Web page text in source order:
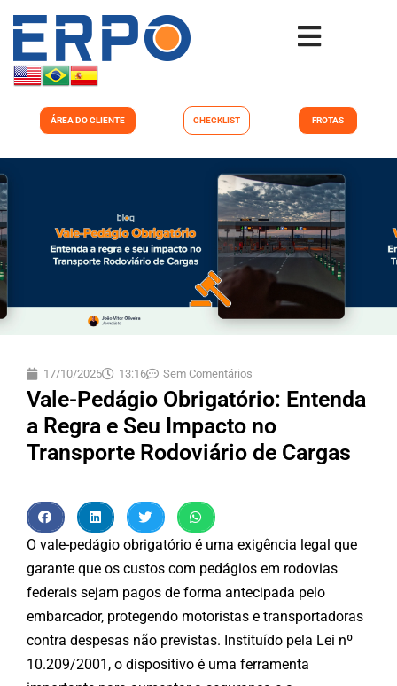
ÁREA DO CLIENTE CHECKLIST FROTAS
17/10/2025 13:16 Sem Comentários
Vale-Pedágio Obrigatório: Entenda
a Regra e Seu Impacto no
Transporte Rodoviário de Cargas
O vale-pedágio obrigatório é uma exigência legal que
garante que os custos com pedágios em rodovias
federais sejam pagos de forma antecipada pelo
embarcador, protegendo motoristas e transportadoras
contra despesas não previstas. Instituído pela Lei nº
10.209/2001, o dispositivo é uma ferramenta